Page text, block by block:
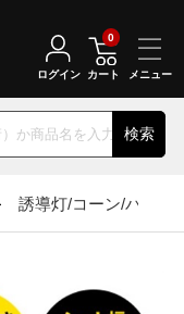
検索
ログイン カート
0
誘導灯/コーン/バリケ